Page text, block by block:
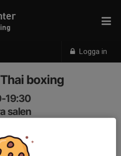
Logga in
boxing
19:30
salen